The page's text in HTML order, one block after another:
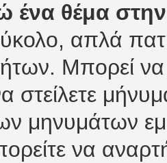
ένα θέμα
απλά
Μπορεί να
στείλετε
μηνυμάτων
να